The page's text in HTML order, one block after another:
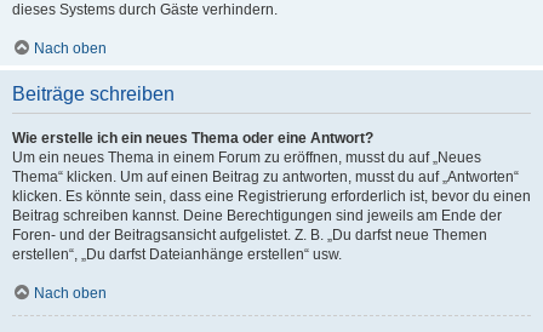
dieses Systems durch Gäste verhindern.
Nach oben
Beiträge schreiben
Wie erstelle ich ein neues Thema oder eine Antwort?
Um ein neues Thema in einem Forum zu eröffnen, musst du auf „Neues
Thema“ klicken. Um auf einen Beitrag zu antworten, musst du auf „Antworten“
klicken. Es könnte sein, dass eine Registrierung erforderlich ist, bevor du einen
Beitrag schreiben kannst. Deine Berechtigungen sind jeweils am Ende der
Foren- und der Beitragsansicht aufgelistet. Z. B. „Du darfst neue Themen
erstellen“, „Du darfst Dateianhänge erstellen“ usw.
Nach oben